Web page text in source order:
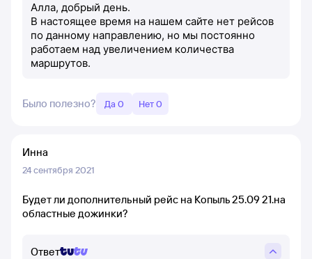
Алла, добрый день.
В настоящее время на нашем сайте нет рейсов
по данному направлению, но мы постоянно
работаем над увеличением количества
маршрутов.
Было полезно? Да 0 Нет 0
Инна
24 сентября 2021
Будет ли дополнительный рейс на Копыль 25.09 21.на
областные дожинки?
Ответ